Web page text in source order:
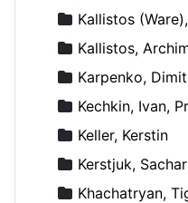
Kallistos
Kallistos,
Karpenko,
Kechkin, Ivan,
Keller, Kerstin
Kerstjuk,
Khachatryan,